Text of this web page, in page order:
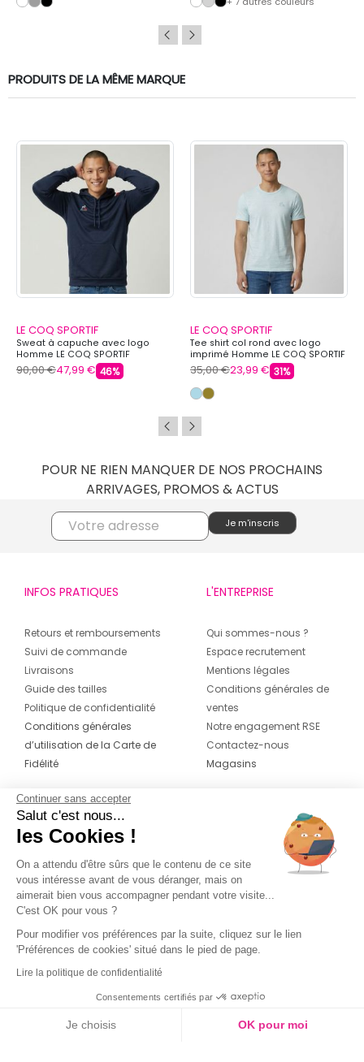
PRODUITS DE LA MÊME MARQUE
LE COQ SPORTIF
Sweat à capuche avec logo
Homme LE COQ SPORTIF
90,00 €47,99 € 46%
LE COQ SPORTIF
Tee shirt col rond avec logo
imprimé Homme LE COQ SPORTIF
35,00 €23,99 € 31%
POUR NE RIEN MANQUER DE NOS PROCHAINS
ARRIVAGES, PROMOS & ACTUS
INFOS PRATIQUES
Retours et remboursements
Suivi de commande
Livraisons
Guide des tailles
Politique de confidentialité
Conditions générales
d’utilisation de la Carte de
Fidélité
L'ENTREPRISE
Qui sommes-nous ?
Espace recrutement
Mentions légales
Conditions générales de
ventes
Notre engagement RSE
Contactez-nous
Magasins
CONTACT
04 42 20 78 42
Du lundi au jeudi de 8h30 à 16h30 & le
vendredi de 8h30 à 15h30
Continuer sans accepter
Salut c'est nous...
les Cookies !
On a attendu d'être sûrs que le contenu de ce site
vous intéresse avant de vous déranger, mais on
aimerait bien vous accompagner pendant votre visite...
C'est OK pour vous ?
Pour modifier vos préférences par la suite, cliquez sur le lien
'Préférences de cookies' situé dans le pied de page.
Lire la politique de confidentialité
Consentements certifiés par
Je choisis OK pour moi